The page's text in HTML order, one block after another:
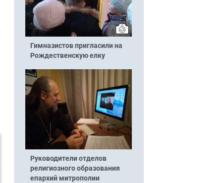
Гимназистов пригласили на
Рождественскую елку
Руководители отделов
религиозного образования
епархий митрополии